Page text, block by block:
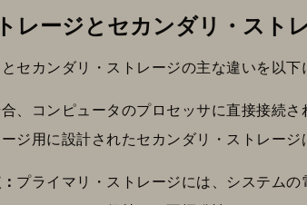
レージとセカンダリ・スト
セカンダリ・ストレージの主な違いを以下
、コンピュータのプロセッサに直接接続
ジ用に設計されたセカンダリ・ストレージ
プライマリ・ストレージには、システム